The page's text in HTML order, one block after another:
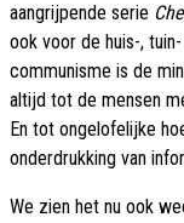
aangrijpende serie
ook voor de huis-,
communisme is de
altijd tot de mensen
En tot ongelofelijke
onderdrukking van
We zien het nu ook